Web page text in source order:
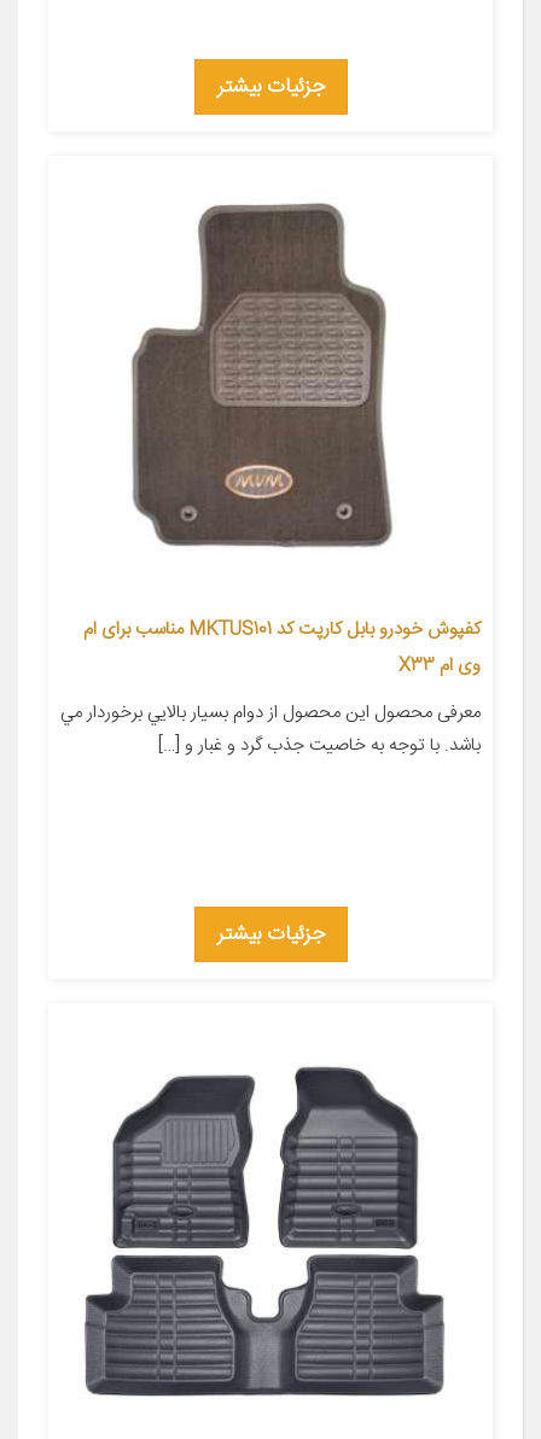
جزئیات بیشتر
کفپوش خودرو بابل کارپت کد MKTUS101 مناسب برای ام
وی ام X33
معرفی محصول این محصول از دوام بسيار بالايي برخوردار مي
باشد. با توجه به خاصيت جذب گرد و غبار و […]
جزئیات بیشتر